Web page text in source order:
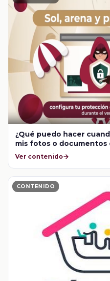
¿Qué puedo hacer
mis fotos o documentos
redes sin que yo lo haya
Ver contenido
CONTENIDO